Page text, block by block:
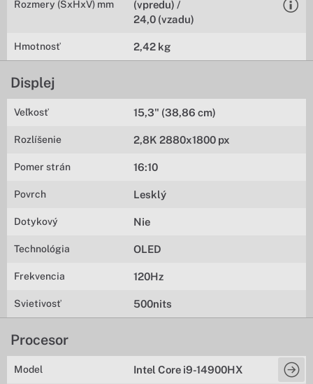
Rozmery (ŠxHxV) mm
(vpredu) /
24,0 (vzadu)
Hmotnosť 2,42 kg
Displej
Veľkosť 15,3" (38,86 cm)
Rozlíšenie 2,8K 2880x1800 px
Pomer strán 16:10
Povrch Lesklý
Dotykový Nie
Technológia OLED
Frekvencia 120Hz
Svietivosť 500nits
Procesor
Model Intel Core i9-14900HX